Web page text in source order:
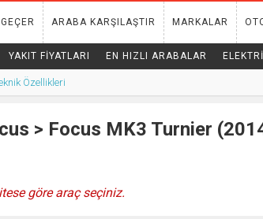
ARABA KARŞILAŞTIR MARKALAR
YAKIT FIYATLARI EN HIZLI ARABALAR
Özellikleri
> Focus MK3 Turnier
göre araç seçiniz.